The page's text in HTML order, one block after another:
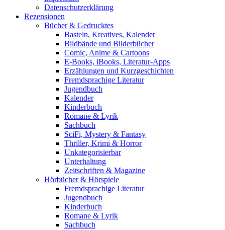
Datenschutzerklärung
Rezensionen
Bücher & Gedrucktes
Basteln, Kreatives, Kalender
Bildbände und Bilderbücher
Comic, Anime & Cartoons
E-Books, iBooks, Literatur-Apps
Erzählungen und Kurzgeschichten
Fremdsprachige Literatur
Jugendbuch
Kalender
Kinderbuch
Romane & Lyrik
Sachbuch
SciFi, Mystery & Fantasy
Thriller, Krimi & Horror
Unkategorisierbar
Unterhaltung
Zeitschriften & Magazine
Hörbücher & Hörspiele
Fremdsprachige Literatur
Jugendbuch
Kinderbuch
Romane & Lyrik
Sachbuch